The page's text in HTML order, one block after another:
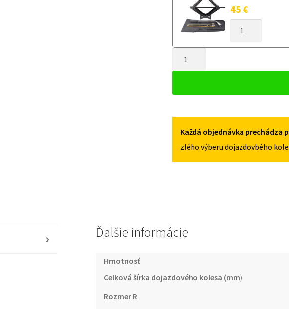
45 €
DOJAZDOVÉ
2012-
125/70R18
2012-
2018
5X112
Každá objednávka
zlého výberu dojazdovbého
Ďalšie informácie
Hmotnosť
Celková šírka dojazdového kolesa (mm)
Rozmer R